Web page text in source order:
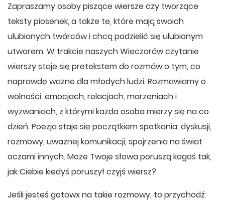
Zapraszamy osoby piszące wiersze czy tworzące
teksty piosenek, a także te, które mają swoich
ulubionych twórców i chcą podzielić się ulubionym
utworem. W trakcie naszych Wieczorów czytanie
wierszy staje się pretekstem do rozmów o tym, co
naprawdę ważne dla młodych ludzi. Rozmawiamy o
wolności, emocjach, relacjach, marzeniach i
wyzwaniach, z którymi każda osoba mierzy się na co
dzień. Poezja staje się początkiem spotkania, dyskusji,
rozmowy, uważnej komunikacji, spojrzenia na świat
oczami innych. Może Twoje słowa poruszą kogoś tak,
jak Ciebie kiedyś poruszył czyjś wiersz?
Jeśli jesteś gotowx na takie rozmowy, to przychodź